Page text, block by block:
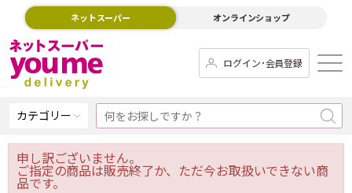
ネットスーパー オンラインショップ
ログイン･会員登録
カテゴリー
申し訳ございません。
ご指定の商品は販売終了か、ただ今お取扱いできない商
品です。